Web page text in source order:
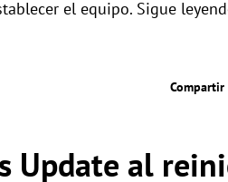
el equipo. Sigue
Compartir
Update al